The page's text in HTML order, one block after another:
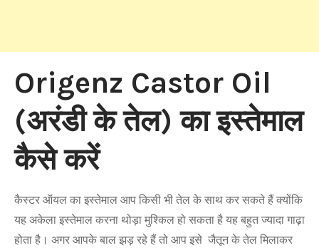
Origenz Castor Oil
(अरंडी के तेल) का इस्तेमाल
कैसे करें
कैस्टर ऑयल का इस्तेमाल आप किसी भी तेल के साथ कर सकते हैं क्योंकि
यह अकेला इस्तेमाल करना थोड़ा मुश्किल हो सकता है यह बहुत ज्यादा गाढ़ा
होता है। अगर आपके बाल झड़ रहे हैं तो आप इसे जैतून के तेल मिलाकर